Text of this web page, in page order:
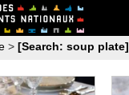
> [Search: soup plate]